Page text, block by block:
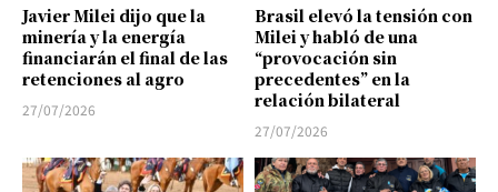
Javier Milei dijo que la
minería y la energía
financiarán el final de las
retenciones al agro
27/07/2026
Brasil elevó la tensión con
Milei y habló de una
“provocación sin
precedentes” en la
relación bilateral
27/07/2026